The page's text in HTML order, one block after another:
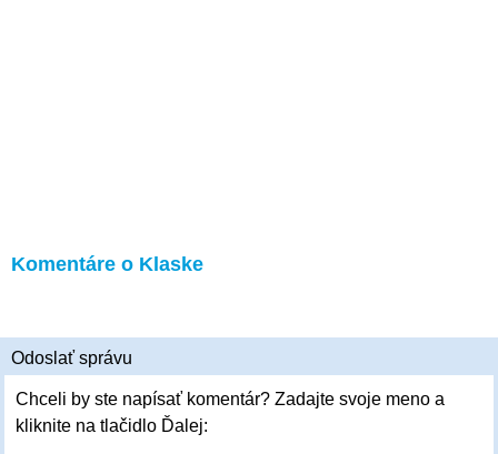
Komentáre o Klaske
Odoslať správu
Chceli by ste napísať komentár? Zadajte svoje meno a
kliknite na tlačidlo Ďalej: